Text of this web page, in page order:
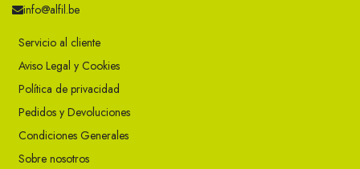
info@alfil.be
Servicio al cliente
Aviso Legal y Cookies
Política de privacidad
Pedidos y Devoluciones
Condiciones Generales
Sobre nosotros